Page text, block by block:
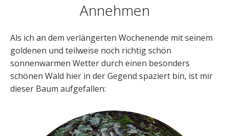
Annehmen
Als ich an dem verlängerten Wochenende mit seinem
goldenen und teilweise noch richtig schön
sonnenwarmen Wetter durch einen besonders
schönen Wald hier in der Gegend spaziert bin, ist mir
dieser Baum aufgefallen: